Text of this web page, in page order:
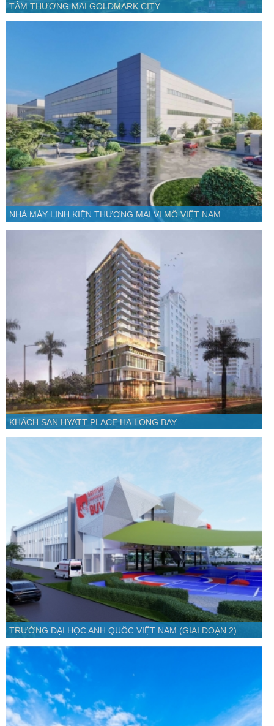
TÂM THƯƠNG MẠI GOLDMARK CITY
NHÀ MÁY LINH KIỆN THƯƠNG MẠI VI MÔ VIỆT NAM
KHÁCH SẠN HYATT PLACE HẠ LONG BAY
TRƯỜNG ĐẠI HỌC ANH QUỐC VIỆT NAM (GIAI ĐOẠN 2)